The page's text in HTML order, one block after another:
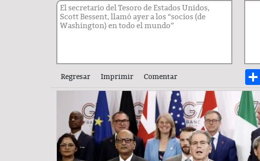
El secretario del Tesoro de Estados Unidos,
Scott Bessent, llamó ayer a los “socios (de
Washington) en todo el mundo”
Regresar Imprimir Comentar